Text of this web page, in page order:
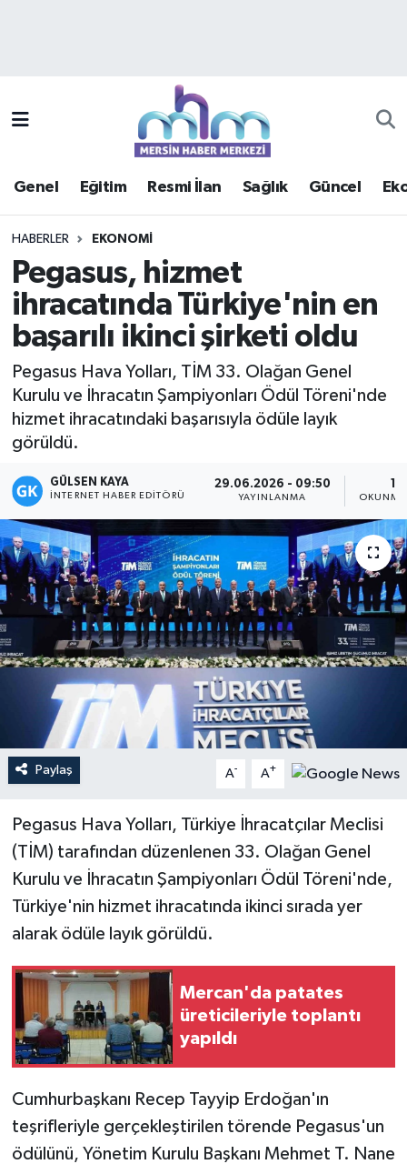
Genel Eğitim Resmi İlan Sağlık Güncel
HABERLER EKONOMI
Pegasus, hizmet
ihracatında Türkiye'nin en
başarılı ikinci şirketi oldu
Pegasus Hava Yolları, TİM 33. Olağan Genel
Kurulu ve İhracatın Şampiyonları Ödül Töreni'nde
hizmet ihracatındaki başarısıyla ödüle layık
görüldü.
GÜLSEN KAYA
İNTERNET HABER EDITÖRÜ
29.06.2026 - 09:50
YAYINLANMA
Paylaş A- A+
Pegasus Hava Yolları, Türkiye İhracatçılar Meclisi
(TİM) tarafından düzenlenen 33. Olağan Genel
Kurulu ve İhracatın Şampiyonları Ödül Töreni'nde,
Türkiye'nin hizmet ihracatında ikinci sırada yer
alarak ödüle layık görüldü.
Mercan'da patates
üreticileriyle toplantı
yapıldı
Cumhurbaşkanı Recep Tayyip Erdoğan'ın
teşrifleriyle gerçekleştirilen törende Pegasus'un
ödülünü, Yönetim Kurulu Başkanı Mehmet T. Nane
Güncel
Haberde insan
Kültür - Sanat
Magazin
Mersin
Mersin Tarihi
Özel Haber
Politika
Resmi İlan
Sağlık
Spor
Teknoloji
Yaşam
Mersin Trafik Yoğunluk Haritası
Süper Lig Puan Durumu ve Fikstür
Haber Arşivi